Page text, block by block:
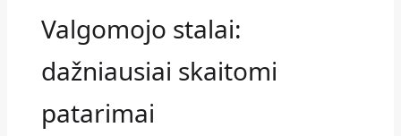
Valgomojo stalai:
dažniausiai skaitomi
patarimai